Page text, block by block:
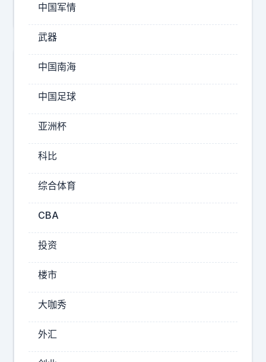
才
打
败
魔
法
开
高
会
抢
我
具
说
，
是
抢
到
高
会
票
中国军情
武器
中国南海
中国足球
亚洲杯
科比
综合体育
CBA
投资
楼市
大咖秀
外汇